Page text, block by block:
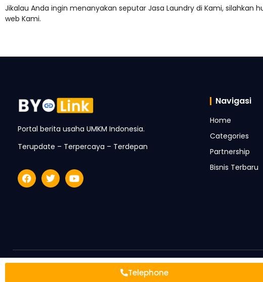
Jikalau Anda ingin menanyakan seputar Jasa Laundry di Kami, silahkan
web Kami.
Portal berita usaha UMKM Indonesia.
Terupdate – Terpercaya – Terdepan
Navigasi
Home
Categories
Partnership
Bisnis Terbaru
Telephone